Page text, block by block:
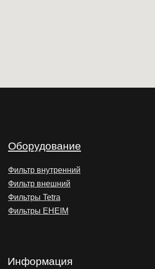
Оборудование
Фильтр внутренний
Фильтр внешний
Фильтры Tetra
Фильтры EHEIM
Информация